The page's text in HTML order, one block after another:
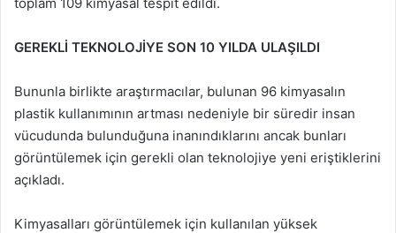
GEREKLİ TEKNOLOJİYE SON 10 YILDA ULAŞILDI
Bununla birlikte araştırmacılar, bulunan 96 kimyasalın
plastik kullanımının artması nedeniyle bir süredir insan
vücudunda bulunduğuna inanındıklarını ancak bunları
görüntülemek için gerekli olan teknolojiye yeni eriştiklerini
açıkladı.
Kimyasalları görüntülemek için kullanılan yüksek